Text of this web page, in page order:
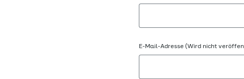
E-Mail-Adresse (Wird nicht